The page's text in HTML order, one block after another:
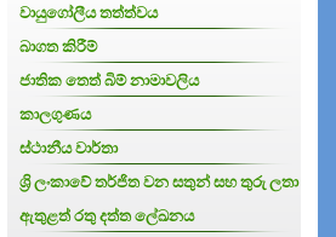
වායුගෝලීය තත්ත්වය
බාගත කිරීම්
ජාතික තෙත් බිම් නාමාවලිය
කාලගුණය
ස්ථානීය වාර්තා
ශ්‍රි ලංකාවේ තර්ජිත වන සතුන් සහ තුරු ලතා
ඇතුළත් රතු දත්ත ලේඛනය